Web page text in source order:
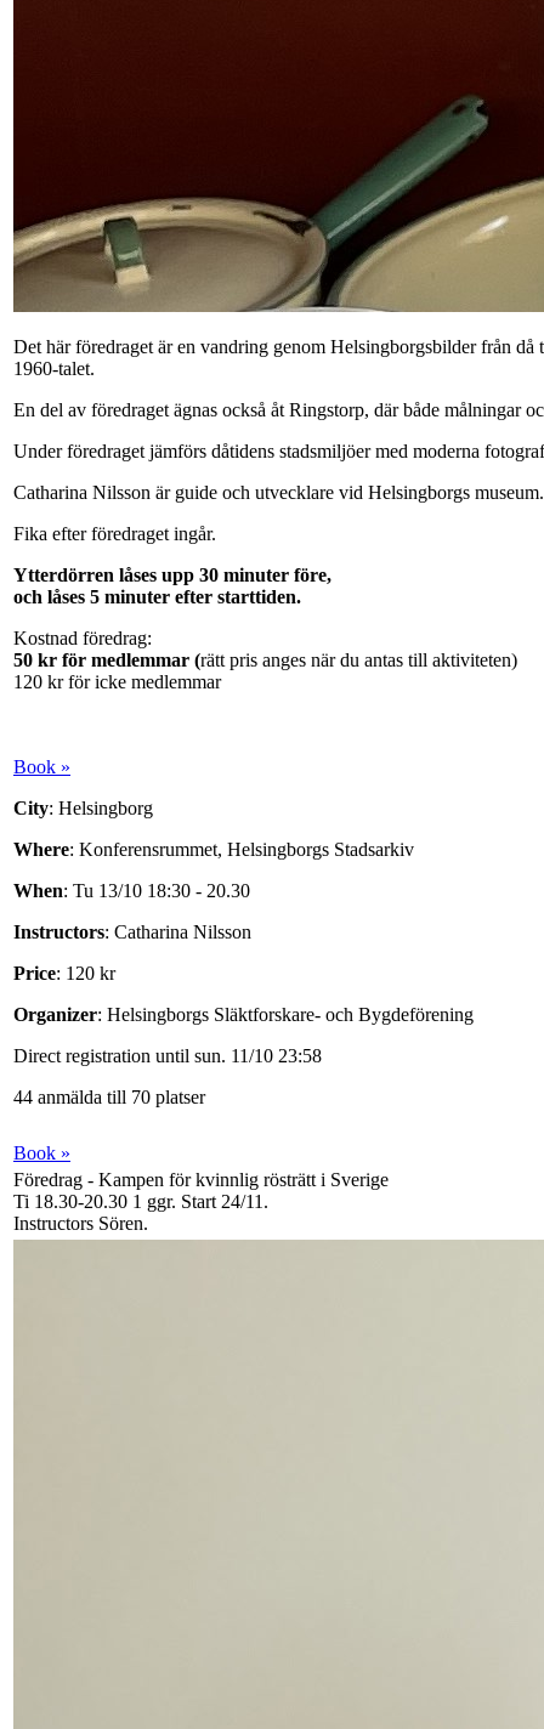
Det här föredraget är en vandring genom Helsingborgsbilder från
1960-talet.
En del av föredraget ägnas också åt Ringstorp, där både målningar
Under föredraget jämförs dåtidens stadsmiljöer med moderna
Catharina Nilsson är guide och utvecklare vid Helsingborgs
Fika efter föredraget ingår.
Ytterdörren låses upp 30 minuter före,
och låses 5 minuter efter starttiden.
Kostnad föredrag:
50 kr för medlemmar (rätt pris anges när du antas till aktiviteten)
120 kr för icke medlemmar
Book »
City: Helsingborg
Where: Konferensrummet, Helsingborgs Stadsarkiv
When: Tu 13/10 18:30 - 20.30
Instructors: Catharina Nilsson
Price: 120 kr
Organizer: Helsingborgs Släktforskare- och Bygdeförening
Direct registration until sun. 11/10 23:58
44 anmälda till 70 platser
Book »
Föredrag - Kampen för kvinnlig rösträtt i Sverige
Ti 18.30-20.30 1 ggr. Start 24/11 .
Instructors Sören.